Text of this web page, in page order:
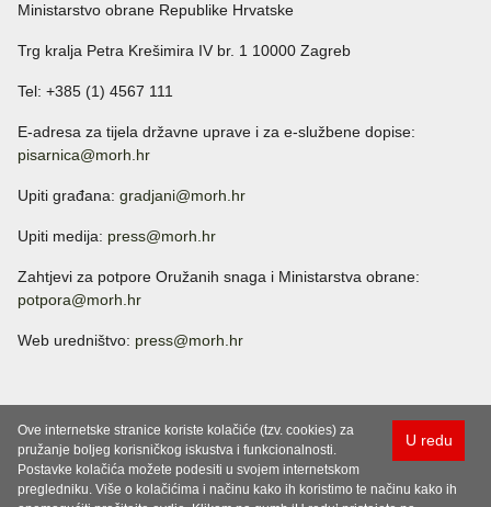
Ministarstvo obrane Republike Hrvatske
Trg kralja Petra Krešimira IV br. 1 10000 Zagreb
Tel: +385 (1) 4567 111
E-adresa za tijela državne uprave i za e-službene dopise:
pisarnica@morh.hr
Upiti građana: gradjani@morh.hr
Upiti medija: press@morh.hr
Zahtjevi za potpore Oružanih snaga i Ministarstva obrane:
potpora@morh.hr
Web uredništvo: press@morh.hr
U redu
Ove internetske stranice koriste kolačiće (tzv. cookies) za
pružanje boljeg korisničkog iskustva i funkcionalnosti.
Postavke kolačića možete podesiti u svojem internetskom
pregledniku. Više o kolačićima i načinu kako ih koristimo te načinu kako ih